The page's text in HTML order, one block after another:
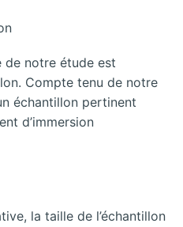
de notre étude est
Compte tenu de notre
échantillon pertinent
d’immersion
la taille de l’échantillon